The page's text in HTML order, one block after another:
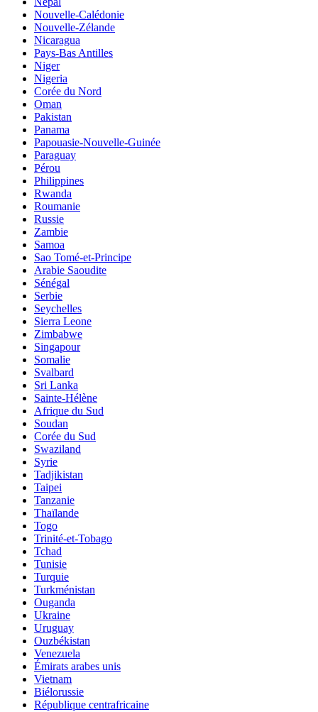
Nouvelle-Calédonie
Nouvelle-Zélande
Nicaragua
Pays-Bas Antilles
Niger
Nigeria
Corée du Nord
Oman
Pakistan
Panama
Papouasie-Nouvelle-Guinée
Paraguay
Pérou
Philippines
Rwanda
Roumanie
Russie
Zambie
Samoa
Sao Tomé-et-Principe
Arabie Saoudite
Sénégal
Serbie
Seychelles
Sierra Leone
Zimbabwe
Singapour
Somalie
Svalbard
Sri Lanka
Sainte-Hélène
Afrique du Sud
Soudan
Corée du Sud
Swaziland
Syrie
Tadjikistan
Taipei
Tanzanie
Thaïlande
Togo
Trinité-et-Tobago
Tchad
Tunisie
Turquie
Turkménistan
Ouganda
Ukraine
Uruguay
Ouzbékistan
Venezuela
Émirats arabes unis
Vietnam
Biélorussie
République centrafricaine